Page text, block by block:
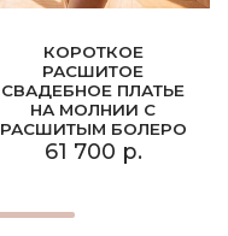
КОРОТКОЕ
РАСШИТОЕ
СВАДЕБНОЕ ПЛАТЬЕ
НА МОЛНИИ С
РАСШИТЫМ БОЛЕРО
61 700 р.